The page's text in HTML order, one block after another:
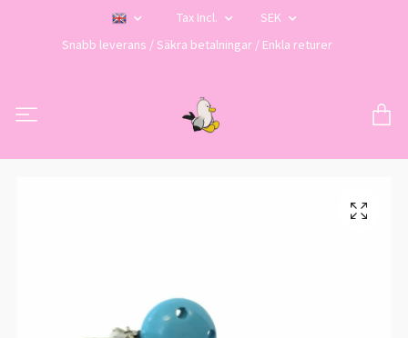
Tax Incl.
SEK
Snabb leverans / Säkra betalningar / Enkla returer